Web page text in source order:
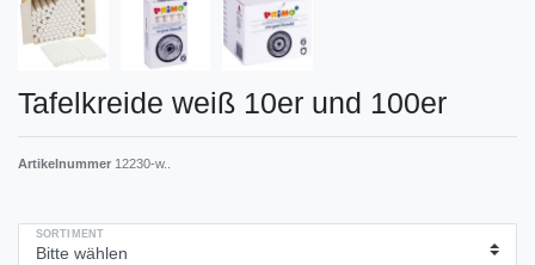
Tafelkreide weiß 10er und 100er
Artikelnummer 12230-w..
SORTIMENT